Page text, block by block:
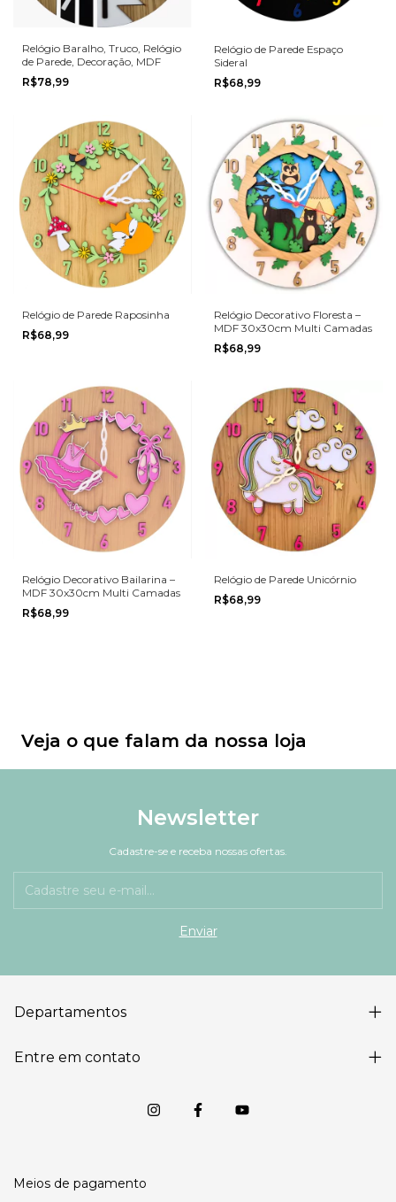
Relógio Baralho, Truco, Relógio
de Parede, Decoração, MDF
R$78,99
Relógio de Parede Espaço
Sideral
R$68,99
Relógio de Parede Raposinha
R$68,99
Relógio Decorativo Floresta –
MDF 30x30cm Multi Camadas
R$68,99
Relógio Decorativo Bailarina –
MDF 30x30cm Multi Camadas
R$68,99
Relógio de Parede Unicórnio
R$68,99
Veja o que falam da nossa loja
Newsletter
Cadastre-se e receba nossas ofertas.
Departamentos
Entre em contato
Meios de pagamento